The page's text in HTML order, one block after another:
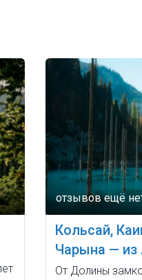
Кольсай,
Чарына —
От Долины